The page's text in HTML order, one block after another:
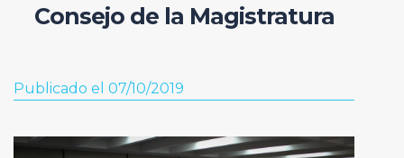
Consejo de la Magistratura
Publicado el 07/10/2019